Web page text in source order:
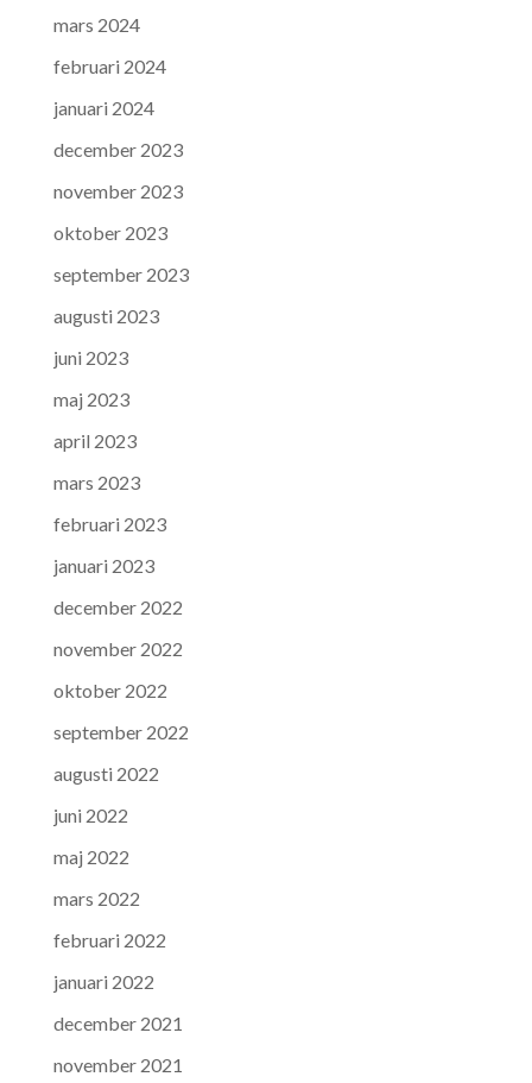
mars 2024
februari 2024
januari 2024
december 2023
november 2023
oktober 2023
september 2023
augusti 2023
juni 2023
maj 2023
april 2023
mars 2023
februari 2023
januari 2023
december 2022
november 2022
oktober 2022
september 2022
augusti 2022
juni 2022
maj 2022
mars 2022
februari 2022
januari 2022
december 2021
november 2021